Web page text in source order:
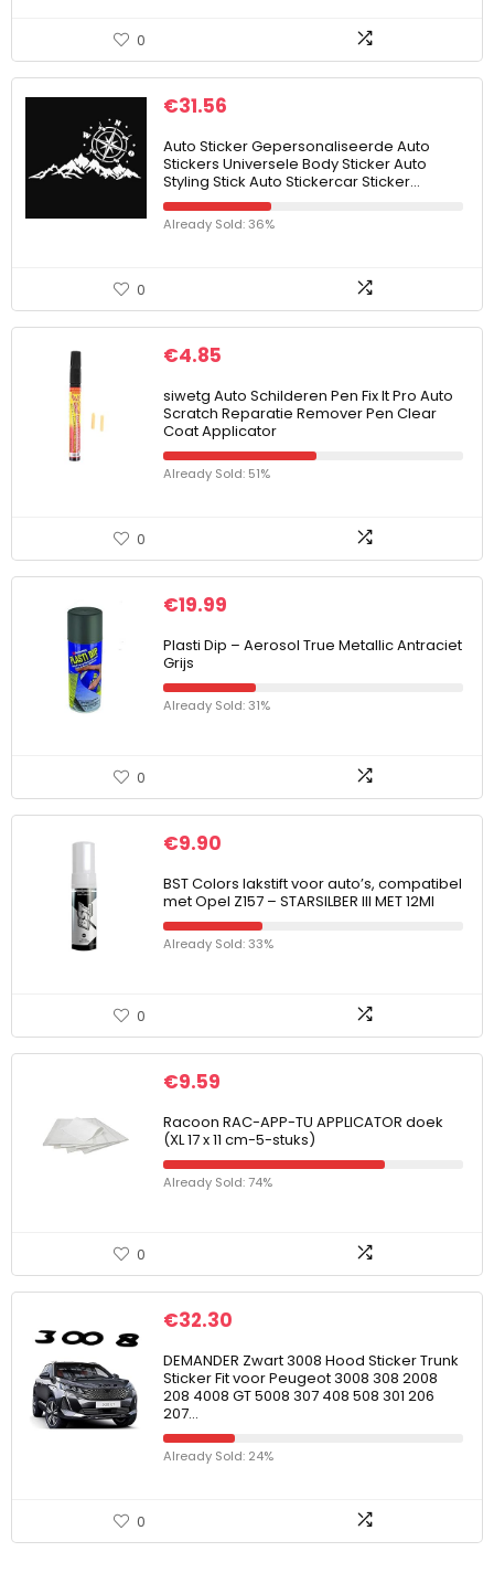
0
€31.56
Auto Sticker Gepersonaliseerde Auto
Stickers Universele Body Sticker Auto
Styling Stick Auto Stickercar Sticker…
Already Sold: 36%
0
€4.85
siwetg Auto Schilderen Pen Fix It Pro Auto
Scratch Reparatie Remover Pen Clear
Coat Applicator
Already Sold: 51%
0
€19.99
Plasti Dip – Aerosol True Metallic Antraciet
Grijs
Already Sold: 31%
0
€9.90
BST Colors lakstift voor auto’s, compatibel
met Opel Z157 – STARSILBER III MET 12Ml
Already Sold: 33%
0
€9.59
Racoon RAC-APP-TU APPLICATOR doek
(XL 17 x 11 cm-5-stuks)
Already Sold: 74%
0
€32.30
DEMANDER Zwart 3008 Hood Sticker Trunk
Sticker Fit voor Peugeot 3008 308 2008
208 4008 GT 5008 307 408 508 301 206
207…
Already Sold: 24%
0